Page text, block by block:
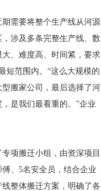
需要将整个生产线从河源
涉及多条完整生产线、数
、难度高、时间紧，要求
短范围内。“这么大规模的
搬家公司，最后选择了河
是我们最看重的。”企业
项搬迁小组，由资深项目
、5名安全员，结合企业
整体搬迁方案，明确了各